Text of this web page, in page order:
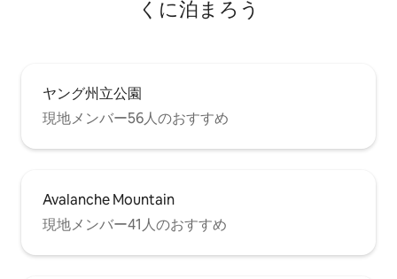
くに泊まろう
ヤング州立公園
現地メンバー56人のおすすめ
Avalanche Mountain
現地メンバー41人のおすすめ